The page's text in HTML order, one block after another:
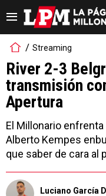
Streaming
River 2-3
transmisión
Apertura
El Millonario
Alberto Kempes
que saber de cara al
Luciano García